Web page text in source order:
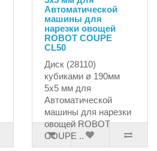
Автоматической
машины для
нарезки овощей
ROBOT COUPE
CL50
Диск (28110)
кубиками ø 190мм
5x5 мм для
Автоматической
машины для нарезки
овощей ROBOT
COUPE ..